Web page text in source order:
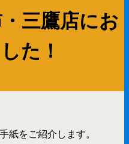
三鷹店にお
た！
紙をご紹介します。